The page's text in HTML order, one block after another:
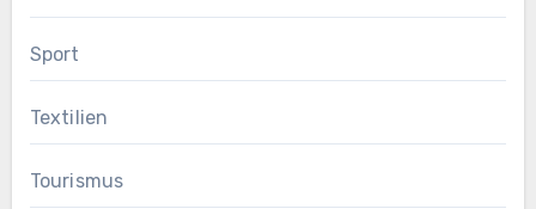
Sport
Textilien
Tourismus